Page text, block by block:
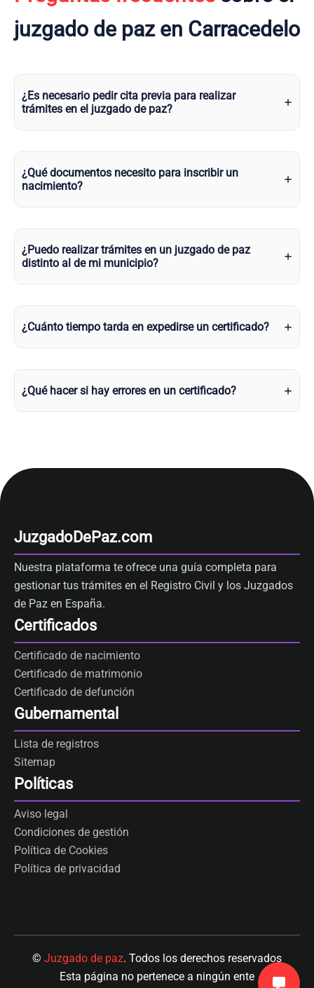
juzgado de paz en Carracedelo
¿Es necesario pedir cita previa para realizar
trámites en el juzgado de paz?
¿Qué documentos necesito para inscribir un
nacimiento?
¿Puedo realizar trámites en un juzgado de paz
distinto al de mi municipio?
¿Cuánto tiempo tarda en expedirse un certificado?
¿Qué hacer si hay errores en un certificado?
JuzgadoDePaz.com
Nuestra plataforma te ofrece una guía completa para
gestionar tus trámites en el Registro Civil y los Juzgados
de Paz en España.
Certificados
Certificado de nacimiento
Certificado de matrimonio
Certificado de defunción
Gubernamental
Lista de registros
Sitemap
Políticas
Aviso legal
Condiciones de gestión
Política de Cookies
Política de privacidad
© Juzgado de paz. Todos los derechos reservados
Esta página no pertenece a ningún ente